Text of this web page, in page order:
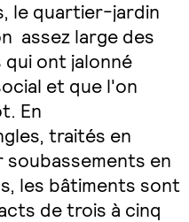
le quartier-jardin
assez large des
ont jalonné
et que l'on
En
traités en
en
les bâtiments sont
de trois à cinq